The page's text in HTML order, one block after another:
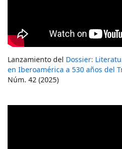
Lanzamiento del Dossier:
en Iberoamérica a 530 años del
Núm. 42 (2025)